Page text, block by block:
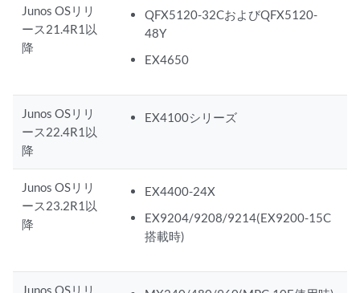
Junos OSリリ
ース21.4R1以
降
QFX5120-32CおよびQFX5120-
48Y
EX4650
Junos OSリリ
ース22.4R1以
降
EX4100シリーズ
Junos OSリリ
ース23.2R1以
降
EX4400-24X
EX9204/9208/9214(EX9200-15C
搭載時)
Junos OSリリ